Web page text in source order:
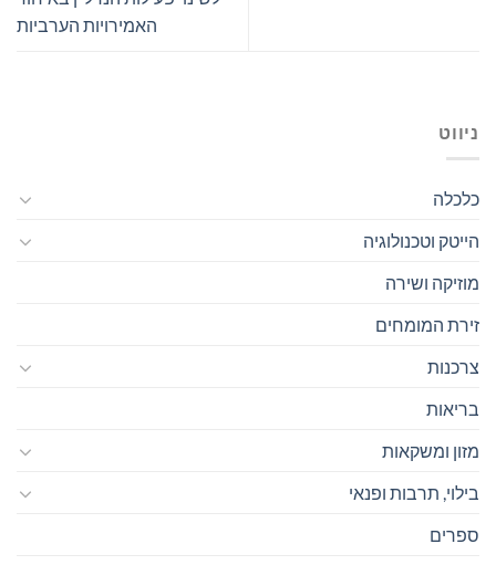
האמירויות הערביות
ניווט
כלכלה
הייטק וטכנולוגיה
מוזיקה ושירה
זירת המומחים
צרכנות
בריאות
מזון ומשקאות
בילוי, תרבות ופנאי
ספרים